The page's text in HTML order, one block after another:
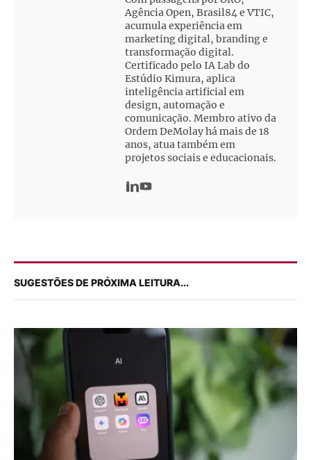
Agência Open, Brasil84 e VTIC,
acumula experiência em
marketing digital, branding e
transformação digital.
Certificado pelo IA Lab do
Estúdio Kimura, aplica
inteligência artificial em
design, automação e
comunicação. Membro ativo da
Ordem DeMolay há mais de 18
anos, atua também em
projetos sociais e educacionais.
SUGESTÕES DE PRÓXIMA LEITURA...